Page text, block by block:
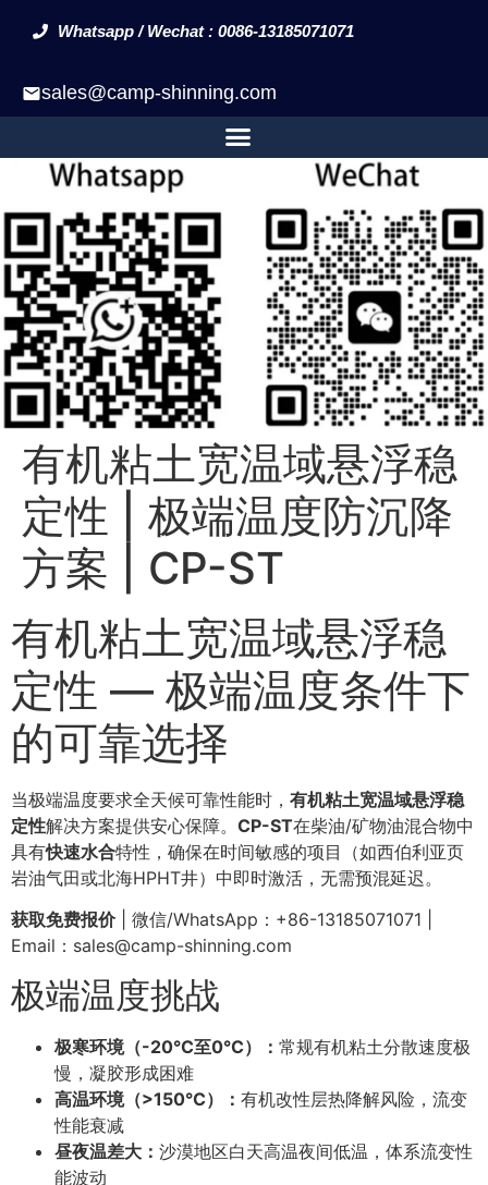
Whatsapp / Wechat : 0086-13185071071
sales@camp-shinning.com
有机粘土宽温域悬浮稳
定性 | 极端温度防沉降
方案 | CP-ST
有机粘土宽温域悬浮稳
定性 — 极端温度条件下
的可靠选择
当极端温度要求全天候可靠性能时， 有机粘土宽温域悬浮稳
定性解决方案提供安心保障。 CP-ST在柴油/矿物油混合物中
具有快速水合特性，确保在时间敏感的项目（如西伯利亚页
岩油气田或北海HPHT井）中即时激活，无需预混延迟。
获取免费报价| 微信/WhatsApp：+86-13185071071 |
Email： sales@camp-shinning.com
极端温度挑战
极寒环境（-20°C至0°C）： 常规有机粘土分散速度极
慢，凝胶形成困难
高温环境（>150°C）： 有机改性层热降解风险，流变
性能衰减
昼夜温差大： 沙漠地区白天高温夜间低温，体系流变性
能波动